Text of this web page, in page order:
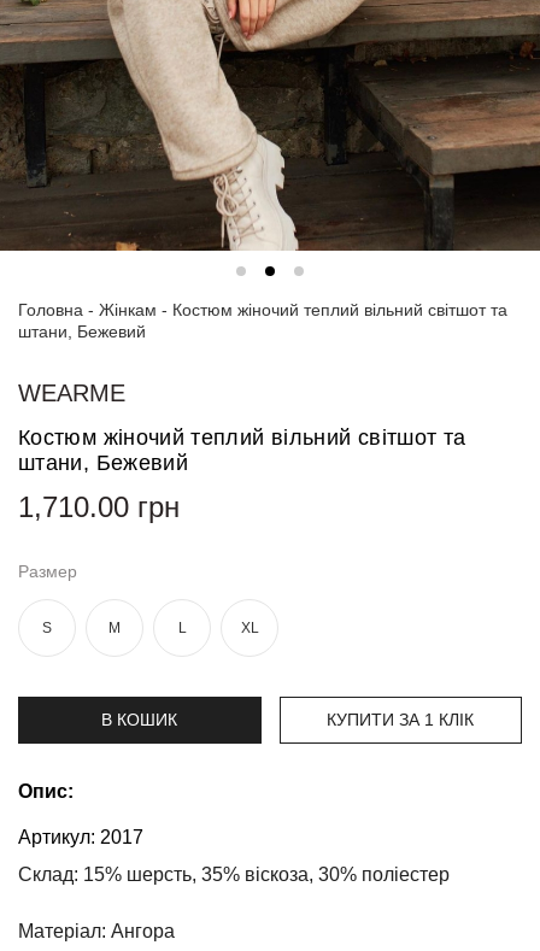
Спортивні
костюми
Толстовки
та
світшоти
Блузи
сорочки
Сукні
та
костюми
Футболки
та поло
брюки
Топи
боді
Жіночі
Туніки та
комбінезони
Шорти
Головна - Жінкам - Костюм жіночий теплий вільний світшот та
штани, Бежевий
WEARME
Костюм жіночий теплий вільний світшот та
штани, Бежевий
1,710.00 грн
Размер
S M L XL
В КОШИК КУПИТИ ЗА 1 КЛIК
Опис:
Артикул: 2017
Склад: 15% шерсть, 35% віскоза, 30% поліестер
Матеріал: Ангора